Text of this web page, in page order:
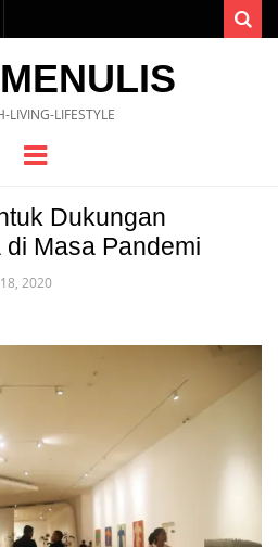
LIVING-LIFESTYLE
Menu
Dukungan
Masa Pandemi
2020